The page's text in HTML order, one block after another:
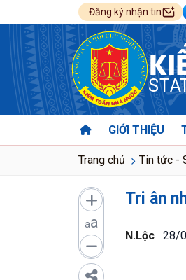
Đăng ký nhận tin
GIỚI THIỆU
Trang chủ Tin tức -
aa
Tri ân
N.Lộc 28/